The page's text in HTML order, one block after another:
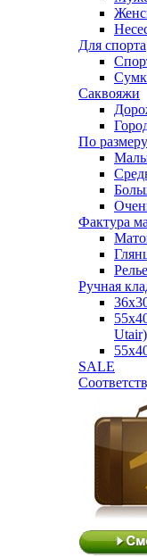
Для спорта
Саквояжи
По размеру
Фактура
Ручная
Utair)
SALE